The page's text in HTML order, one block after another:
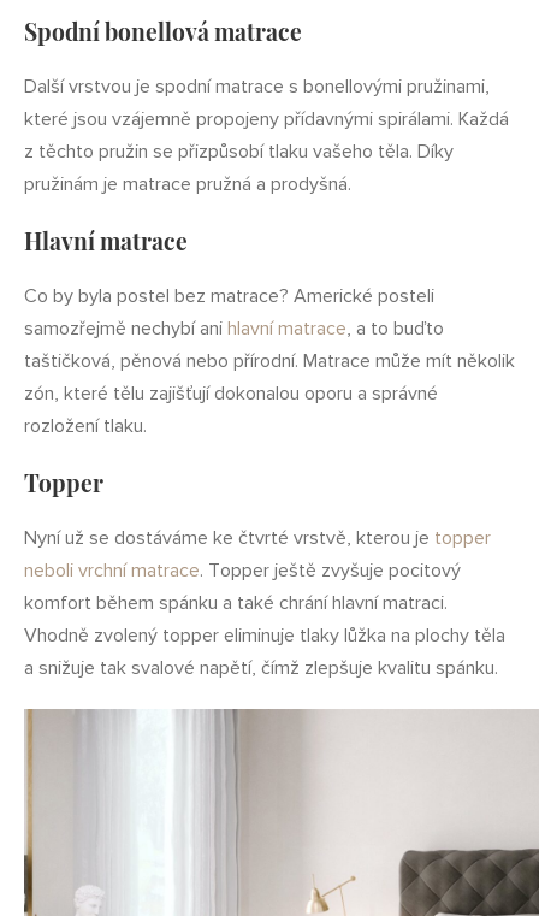
Spodní bonellová matrace
Další vrstvou je spodní matrace s bonellovými pružinami,
které jsou vzájemně propojeny přídavnými spirálami. Každá
z těchto pružin se přizpůsobí tlaku vašeho těla. Díky
pružinám je matrace pružná a prodyšná.
Hlavní matrace
Co by byla postel bez matrace? Americké posteli
samozřejmě nechybí ani hlavní matrace, a to buďto
taštičková, pěnová nebo přírodní. Matrace může mít několik
zón, které tělu zajišťují dokonalou oporu a správné
rozložení tlaku.
Topper
Nyní už se dostáváme ke čtvrté vrstvě, kterou je topper
neboli vrchní matrace. Topper ještě zvyšuje pocitový
komfort během spánku a také chrání hlavní matraci.
Vhodně zvolený topper eliminuje tlaky lůžka na plochy těla
a snižuje tak svalové napětí, čímž zlepšuje kvalitu spánku.